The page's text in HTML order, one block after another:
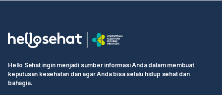
Hello Sehat ingin menjadi sumber informasi Anda dalam membuat
keputusan kesehatan dan agar Anda bisa selalu hidup sehat dan
bahagia.